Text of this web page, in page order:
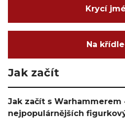
Krycí
Na
Jak začít
Jak začít s Warhammerem
nejpopulárnějších